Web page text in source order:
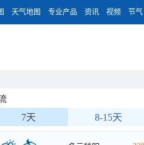
天气地图 专业产品 资讯 视频 节气
7天 8-15天